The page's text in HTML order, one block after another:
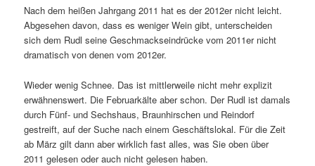
Nach dem heißen Jahrgang 2011 hat es der 2012er nicht leicht.
Abgesehen davon, dass es weniger Wein gibt, unterscheiden
sich dem Rudl seine Geschmackseindrücke vom 2011er nicht
dramatisch von denen vom 2012er.
Wieder wenig Schnee. Das ist mittlerweile nicht mehr explizit
erwähnenswert. Die Februarkälte aber schon. Der Rudl ist damals
durch Fünf- und Sechshaus, Braunhirschen und Reindorf
gestreift, auf der Suche nach einem Geschäftslokal. Für die Zeit
ab März gilt dann aber wirklich fast alles, was Sie oben über
2011 gelesen oder auch nicht gelesen haben.